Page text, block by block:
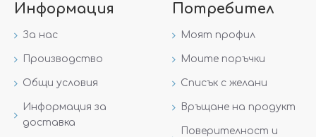
Информация
За нас
Производство
Общи условия
Информация за
доставка
Потребител
Моят профил
Моите поръчки
Списък с желани
Връщане на продукт
Поверителност и